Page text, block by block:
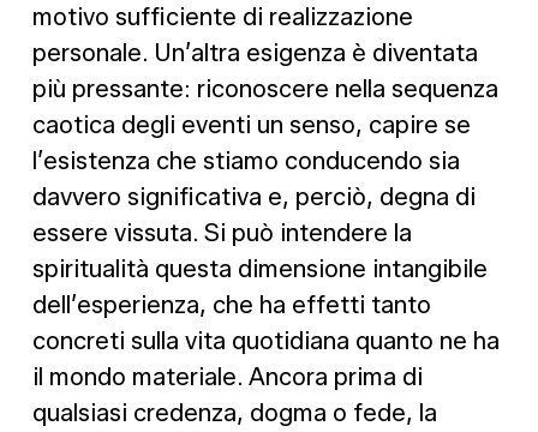
motivo sufficiente di realizzazione
personale. Un’altra esigenza è diventata
più pressante: riconoscere nella sequenza
caotica degli eventi un senso, capire se
l’esistenza che stiamo conducendo sia
davvero significativa e, perciò, degna di
essere vissuta. Si può intendere la
spiritualità questa dimensione intangibile
dell’esperienza, che ha effetti tanto
concreti sulla vita quotidiana quanto ne ha
il mondo materiale. Ancora prima di
qualsiasi credenza, dogma o fede, la